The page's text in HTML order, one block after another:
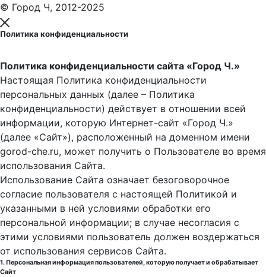
© Город Ч, 2012-2025
Политика конфиденциальности
Политика конфиденциальности сайта «Город Ч.»
Настоящая Политика конфиденциальности
персональных данных (далее – Политика
конфиденциальности) действует в отношении всей
информации, которую Интернет-сайт «Город Ч.»
(далее «Сайт»), расположенный на доменном имени
gorod-che.ru, может получить о Пользователе во время
использования Cайта.
Использование Сайта означает безоговорочное
согласие пользователя с настоящей Политикой и
указанными в ней условиями обработки его
персональной информации; в случае несогласия с
этими условиями пользователь должен воздержаться
от использования сервисов Сайта.
1. Персональная информация пользователей, которую получает и обрабатывает
Сайт